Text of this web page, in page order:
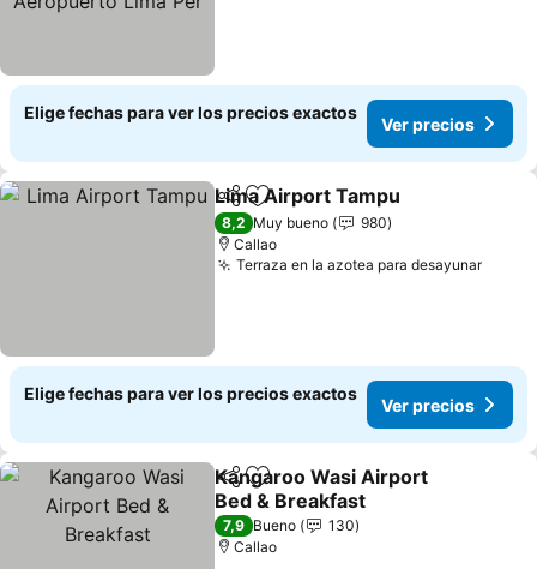
Elige fechas para ver los precios exactos
Ver precios
CompartirAgregar a favoritos
Lima Airport Tampu
8,2 Muy bueno
980
Callao
Terraza en la azotea para desayunar
Elige fechas para ver los precios exactos
Ver precios
CompartirAgregar a favoritos
Kangaroo Wasi Airport
Bed & Breakfast
7,9 Bueno
130
Callao